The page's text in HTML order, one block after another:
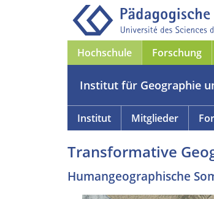
Hochschule Forschung
Institut für Geographie
Institut Mitglieder
Transformative
Humangeographische